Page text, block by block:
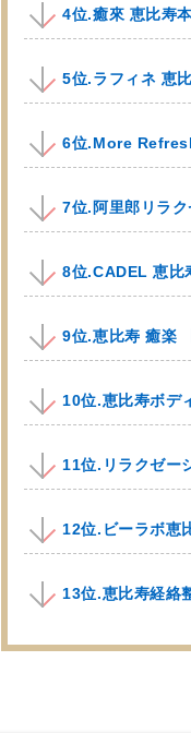
4位.癒來 恵比寿
5位.ラフィネ 恵
6位.More
7位.阿里郎リラ
8位.CADEL 恵比
9位.恵比寿 癒楽
10位.恵比寿ボデ
11位.リラクゼー
12位.ビーラボ恵
13位.恵比寿経絡